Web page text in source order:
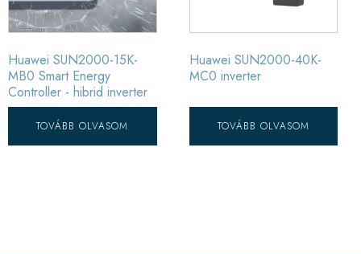
Huawei SUN2000-15K-
MB0 Smart Energy
Controller - hibrid inverter
TOVÁBB OLVASOM
Huawei SUN2000-40K-
MC0 inverter
TOVÁBB OLVASOM